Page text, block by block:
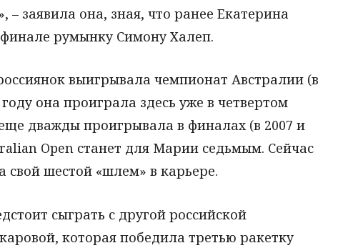
– заявила она, зная, что ранее Екатерина
румынку Симону Халеп.
выигрывала чемпионат Австралии (в
она проиграла здесь уже в четвертом
дважды проигрывала в финалах (в 2007 и
Open станет для Марии седьмым. Сейчас
свой шестой «шлем» в карьере.
сыграть с другой российской
которая победила третью ракетку